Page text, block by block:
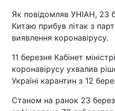
Як повідомляв УНІАН, 23
Китаю прибув літак з
виявлення коронавірусу.
11 березня Кабінет
коронавірусу ухвалив
Україні карантин з 12
Станом на ранок 23